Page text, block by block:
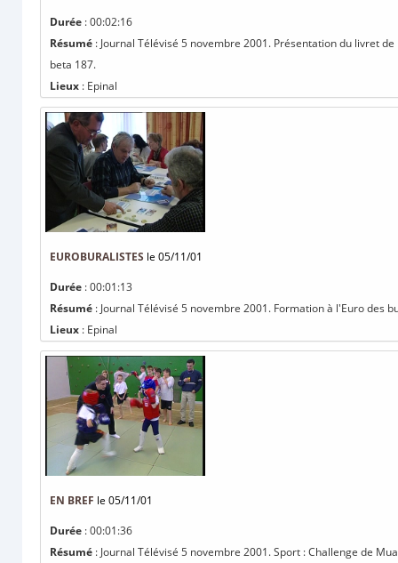
Durée : 00:02:16
Résumé : Journal Télévisé 5 novembre 2001. Présentation du livret
beta 187.
Lieux : Epinal
EUROBURALISTES le 05/11/01
Durée : 00:01:13
Résumé : Journal Télévisé 5 novembre 2001. Formation à l'Euro des
Lieux : Epinal
EN BREF le 05/11/01
Durée : 00:01:36
Résumé : Journal Télévisé 5 novembre 2001. Sport : Challenge de